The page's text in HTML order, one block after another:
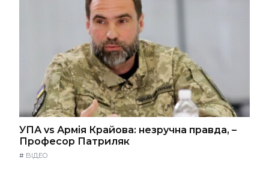
УПА vs Армія Крайова: незручна правда, –
Професор Патриляк
# ВІДЕО